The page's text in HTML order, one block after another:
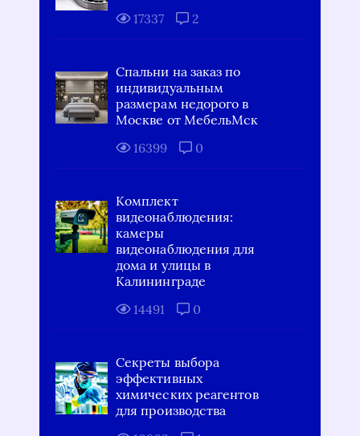
17337
2
Спальни на заказ по
индивидуальным
размерам недорого в
Москве от МебельМск
16399
0
Комплект
видеонаблюдения:
камеры
видеонаблюдения для
дома и улицы в
Калининграде
14491
0
Секреты выбора
эффективных
химических реагентов
для производства